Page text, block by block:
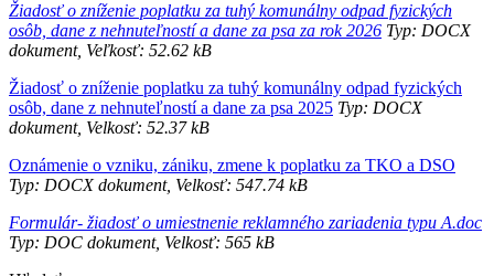
Žiadosť o zníženie poplatku za tuhý komunálny odpad fyzických
osôb, dane z nehnuteľností a dane za psa za rok 2026 Typ: DOCX
dokument, Veľkosť: 52.62 kB
Žiadosť o zníženie poplatku za tuhý komunálny odpad fyzických
osôb, dane z nehnuteľností a dane za psa 2025 Typ: DOCX
dokument, Velkosť: 52.37 kB
Oznámenie o vzniku, zániku, zmene k poplatku za TKO a DSO
Typ: DOCX dokument, Velkosť: 547.74 kB
Formulár- žiadosť o umiestnenie reklamného zariadenia typu A.doc
Typ: DOC dokument, Velkosť: 565 kB